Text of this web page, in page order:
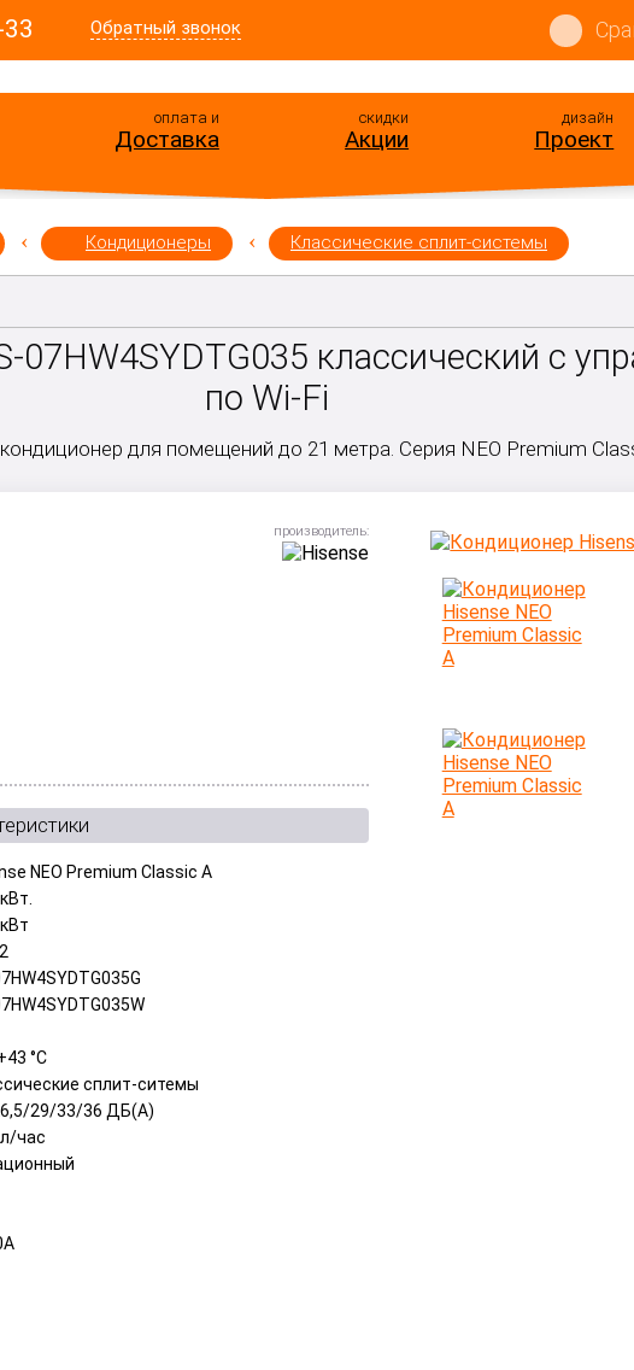
Обратный звонок
оплата и
Доставка
скидки
Акции
дизайн
Проект
Кондиционеры Классические сплит-системы
07HW4SYDTG035 классический с
по Wi-Fi
для помещений до 21 метра. Серия NEO Premium
NEO Premium Classic A
°C
сплит-ситемы
29/33/36 ДБ(A)
час